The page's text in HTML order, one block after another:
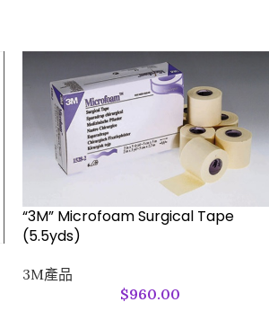
“3M” Microfoam Surgical Tape
(5.5yds)
3M產品
$960.00